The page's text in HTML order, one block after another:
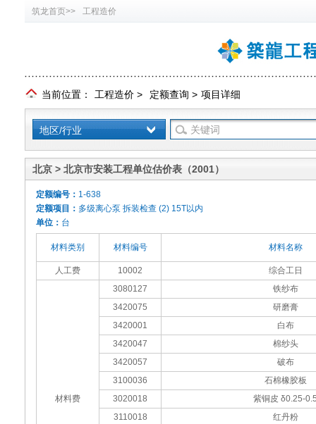
筑龙首页>> 工程造价
当前位置： 工程造价 > 定额查询 > 项目详细
地区/行业
北京 > 北京市安装工程单位估价表（2001）
定额编号： 1-638
定额项目： 多级离心泵 拆装检查 (2) 15T以内
单位： 台
材料类别 材料编号 材料名称
人工费 10002 综合工日
材料费
3080127
铁纱布
3420075
研磨膏
3420001
白布
3420047
棉纱头
3420057
破布
3100036
石棉橡胶板
3020018
紫铜皮 δ0.25-
3110018
红丹粉